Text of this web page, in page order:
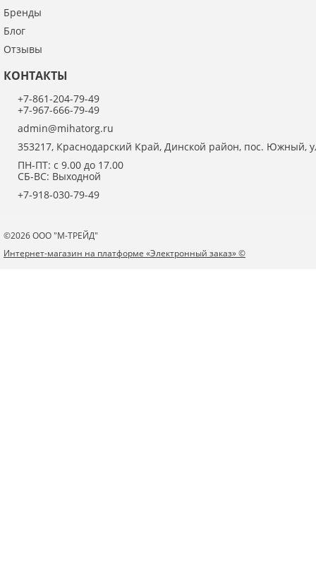
Бренды
Блог
Отзывы
КОНТАКТЫ
+7-861-204-79-49
+7-967-666-79-49
admin@mihatorg.ru
353217, Краснодарский Край, Динской район, пос. Южный,
ПН-ПТ: с 9.00 до 17.00
СБ-ВС: Выходной
+7-918-030-79-49
©2026 ООО "М-ТРЕЙД"
Интернет-магазин на платформе «Электронный заказ» ©